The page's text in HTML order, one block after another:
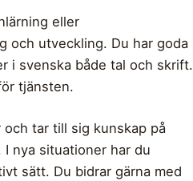
eller
och utveckling. Du har goda
i svenska både tal och skrift.
tjänsten.
tar till sig kunskap på
nya situationer har du
sätt. Du bidrar gärna med